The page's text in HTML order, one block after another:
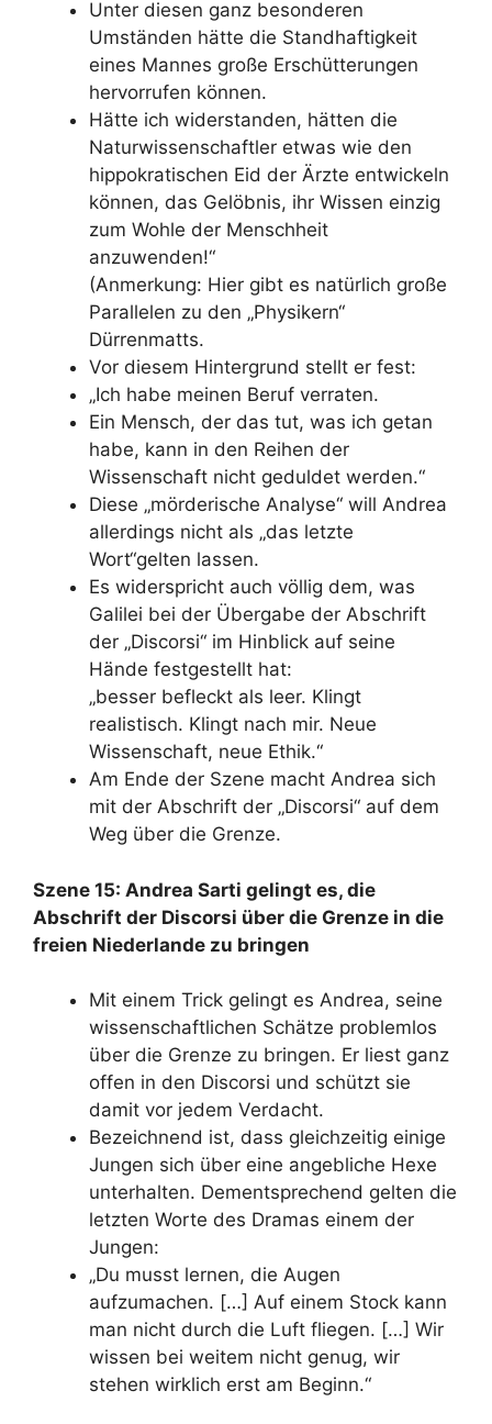
Unter diesen ganz besonderen
Umständen hätte die Standhaftigkeit
eines Mannes große Erschütterungen
hervorrufen können.
Hätte ich widerstanden, hätten die
Naturwissenschaftler etwas wie den
hippokratischen Eid der Ärzte entwickeln
können, das Gelöbnis, ihr Wissen einzig
zum Wohle der Menschheit
anzuwenden!“
(Anmerkung: Hier gibt es natürlich große
Parallelen zu den „Physikern“
Dürrenmatts.
Vor diesem Hintergrund stellt er fest:
„Ich habe meinen Beruf verraten.
Ein Mensch, der das tut, was ich getan
habe, kann in den Reihen der
Wissenschaft nicht geduldet werden.“
Diese „mörderische Analyse“ will Andrea
allerdings nicht als „das letzte
Wort“gelten lassen.
Es widerspricht auch völlig dem, was
Galilei bei der Übergabe der Abschrift
der „Discorsi“ im Hinblick auf seine
Hände festgestellt hat:
„besser befleckt als leer. Klingt
realistisch. Klingt nach mir. Neue
Wissenschaft, neue Ethik.“
Am Ende der Szene macht Andrea sich
mit der Abschrift der „Discorsi“ auf dem
Weg über die Grenze.
Szene 15: Andrea Sarti gelingt es, die
Abschrift der Discorsi über die Grenze in die
freien Niederlande zu bringen
Mit einem Trick gelingt es Andrea, seine
wissenschaftlichen Schätze problemlos
über die Grenze zu bringen. Er liest ganz
offen in den Discorsi und schützt sie
damit vor jedem Verdacht.
Bezeichnend ist, dass gleichzeitig einige
Jungen sich über eine angebliche Hexe
unterhalten. Dementsprechend gelten die
letzten Worte des Dramas einem der
Jungen:
„Du musst lernen, die Augen
aufzumachen. […] Auf einem Stock kann
man nicht durch die Luft fliegen. […] Wir
wissen bei weitem nicht genug, wir
stehen wirklich erst am Beginn.“